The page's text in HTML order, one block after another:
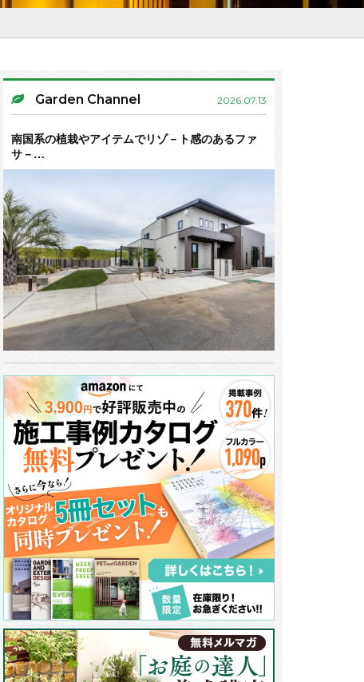
裏庭を形作る素材は、白のウッドフェンスに色鮮やかな乱形石、ピンコロ石
素材でありながらもデザインに統一感が感じられるのは使うアイテムを全て
です。
Garden Channel 2026.07.13
南国系の植栽やアイテムでリゾ－ト感のあるファ
サ－…